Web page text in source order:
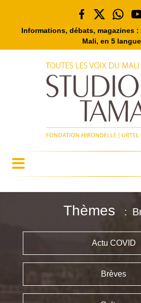
Informations, débats, magazines
Mali, en 5
Thèmes
Actu COVID
Brèves